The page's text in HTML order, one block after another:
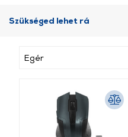
Szükséged lehet rá
Egér